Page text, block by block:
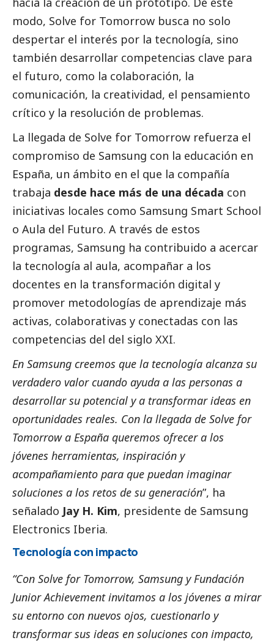
modo, Solve for Tomorrow busca no solo
despertar el interés por la tecnología, sino
también desarrollar competencias clave para
el futuro, como la colaboración, la
comunicación, la creatividad, el pensamiento
crítico y la resolución de problemas.
La llegada de Solve for Tomorrow refuerza el
compromiso de Samsung con la educación en
España, un ámbito en el que la compañía
trabaja desde hace más de una década con
iniciativas locales como Samsung Smart School
o Aula del Futuro. A través de estos
programas, Samsung ha contribuido a acercar
la tecnología al aula, acompañar a los
docentes en la transformación digital y
promover metodologías de aprendizaje más
activas, colaborativas y conectadas con las
competencias del del siglo XXI.
En Samsung creemos que la tecnología alcanza su
verdadero valor cuando ayuda a las personas a
desarrollar su potencial y a transformar ideas en
oportunidades reales. Con la llegada de Solve for
Tomorrow a España queremos ofrecer a los
jóvenes herramientas, inspiración y
acompañamiento para que puedan imaginar
soluciones a los retos de su generación”, ha
señalado Jay H. Kim, presidente de Samsung
Electronics Iberia.
Tecnología con impacto
“Con Solve for Tomorrow, Samsung y Fundación
Junior Achievement invitamos a los jóvenes a mirar
su entorno con nuevos ojos, cuestionarlo y
transformar sus ideas en soluciones con impacto,